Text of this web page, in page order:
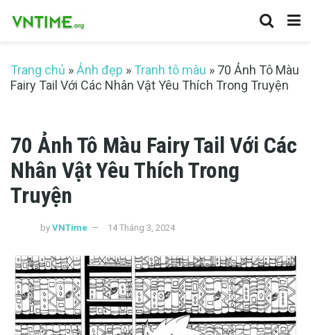
Trang chủ »Ảnh đẹp » Tranh tô màu » 70 Ảnh Tô Màu
Fairy Tail Với Các Nhân Vật Yêu Thích Trong Truyện
70 Ảnh Tô Màu Fairy Tail Với Các
Nhân Vật Yêu Thích Trong
Truyện
by VNTime 14 Tháng 3, 2024